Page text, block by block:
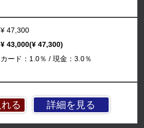
詳細を見る
¥ 47,300
¥ 43,000(¥ 47,300)
カード：1.0％ / 現金：3.0％